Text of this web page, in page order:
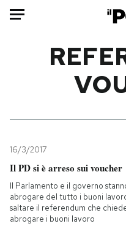
Mondo
Tecnologia
Internet
Scienza
Cultura
16/3/2017
Il PD si è arreso sui voucher
Il Parlamento e il governo
abrogare del tutto i buoni
saltare il referendum che
abrogare i buoni lavoro